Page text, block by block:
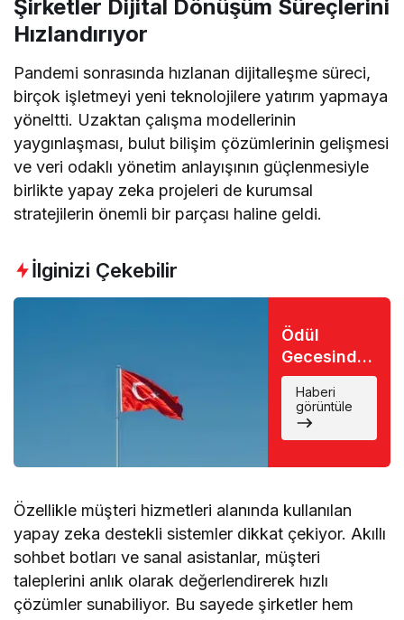
Şirketler Dijital Dönüşüm Süreçlerini
Hızlandırıyor
Pandemi sonrasında hızlanan dijitalleşme süreci,
birçok işletmeyi yeni teknolojilere yatırım yapmaya
yöneltti. Uzaktan çalışma modellerinin
yaygınlaşması, bulut bilişim çözümlerinin gelişmesi
ve veri odaklı yönetim anlayışının güçlenmesiyle
birlikte yapay zeka projeleri de kurumsal
stratejilerin önemli bir parçası haline geldi.
İlginizi Çekebilir
Ödül
Gecesinde
Büyük Şok:
Favori İsim
Eli Boş
Döndü
Haberi
görüntüle
Özellikle müşteri hizmetleri alanında kullanılan
yapay zeka destekli sistemler dikkat çekiyor. Akıllı
sohbet botları ve sanal asistanlar, müşteri
taleplerini anlık olarak değerlendirerek hızlı
çözümler sunabiliyor. Bu sayede şirketler hem